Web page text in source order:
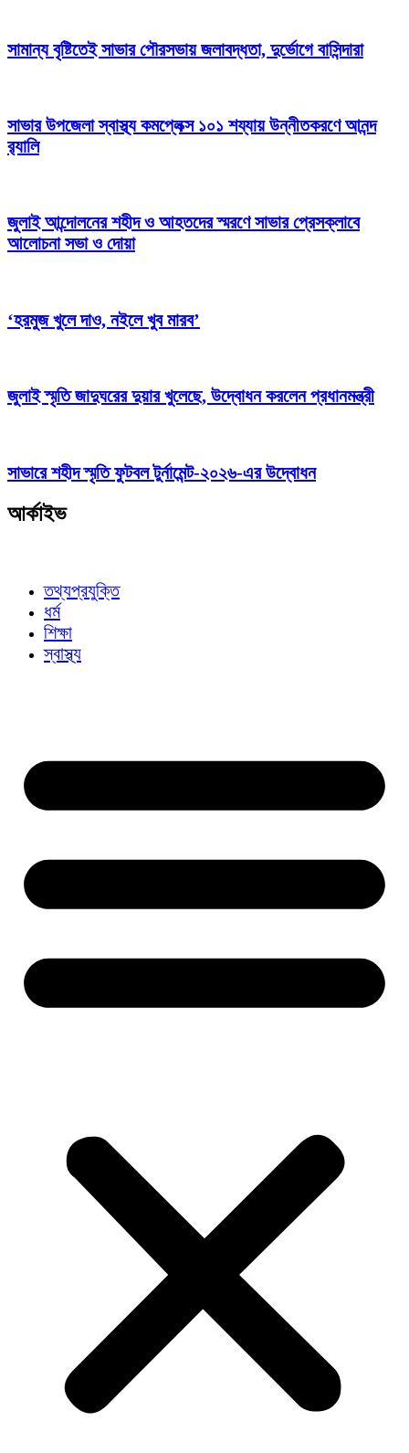
সামান্য বৃষ্টিতেই সাভার পৌরসভায় জলাবদ্ধতা, দুর্ভোগে বাসিন্দারা
সাভার উপজেলা স্বাস্থ্য কমপ্লেক্স ১০১ শয্যায় উন্নীতকরণে আনন্দ
র‍্যালি
জুলাই আন্দোলনের শহীদ ও আহতদের স্মরণে সাভার প্রেসক্লাবে
আলোচনা সভা ও দোয়া
‘হরমুজ খুলে দাও, নইলে খুব মারব’
জুলাই স্মৃতি জাদুঘরের দুয়ার খুলেছে, উদ্বোধন করলেন প্রধানমন্ত্রী
সাভারে শহীদ স্মৃতি ফুটবল টুর্নামেন্ট-২০২৬-এর উদ্বোধন
আর্কাইভ
তথ্যপ্রযুক্তি
ধর্ম
শিক্ষা
স্বাস্থ্য